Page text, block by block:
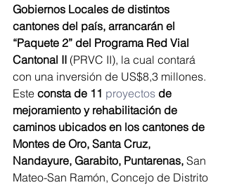
Gobiernos Locales de distintos
cantones del país, arrancarán el
“Paquete 2” del Programa Red Vial
Cantonal II (PRVC II), la cual contará
con una inversión de US$8,3 millones.
Este consta de 11 proyectos de
mejoramiento y rehabilitación de
caminos ubicados en los cantones de
Montes de Oro, Santa Cruz,
Nandayure, Garabito, Puntarenas, San
Mateo-San Ramón, Concejo de Distrito